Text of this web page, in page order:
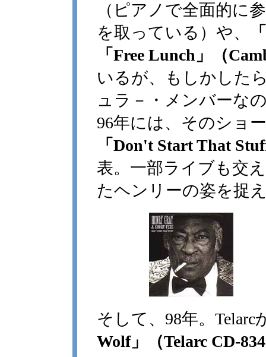
（ピアノで全面的に
を取っている）や、
「Free Lunch」（
いるが、もしかした
ュラ－・メンバーな
96年には、そのショ
「Don't Start That
表。一部ライブも交
たヘンリーの姿を捉
そして、98年。Telarc
Wolf」（Telarc CD-